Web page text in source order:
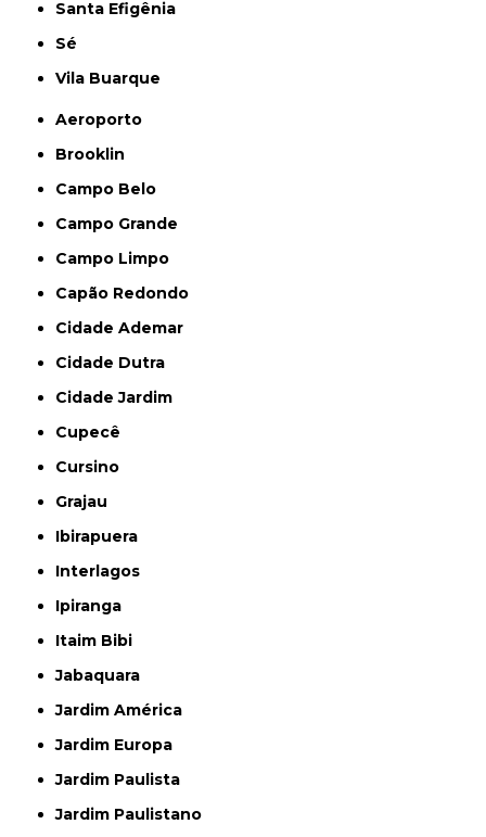
Santa Efigênia
Sé
Vila Buarque
Aeroporto
Brooklin
Campo Belo
Campo Grande
Campo Limpo
Capão Redondo
Cidade Ademar
Cidade Dutra
Cidade Jardim
Cupecê
Cursino
Grajau
Ibirapuera
Interlagos
Ipiranga
Itaim Bibi
Jabaquara
Jardim América
Jardim Europa
Jardim Paulista
Jardim Paulistano